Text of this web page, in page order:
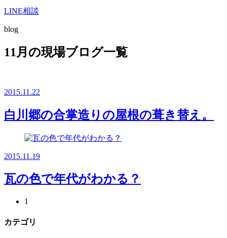
LINE相談
blog
11月の現場ブログ一覧
2015.11.22
白川郷の合掌造りの屋根の葺き替え。
2015.11.19
瓦の色で年代がわかる？
1
カテゴリ